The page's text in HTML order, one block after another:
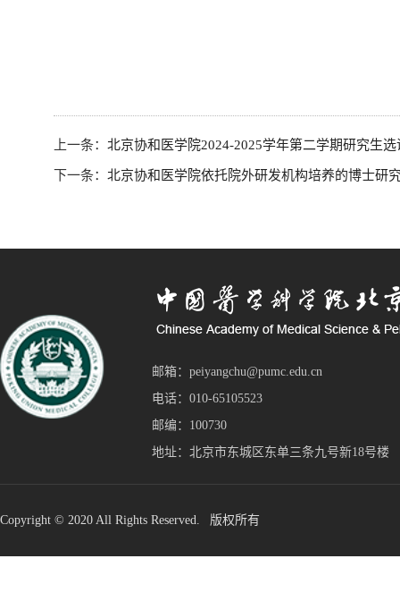
上一条： 北京协和医学院2024-2025学年第二学期研究生选
下一条： 北京协和医学院依托院外研发机构培养的博士研
邮箱：peiyangchu@pumc.edu.cn
电话：010-65105523
邮编：100730
地址：北京市东城区东单三条九号新18号楼
Copyright © 2020 All Rights Reserved. 版权所有